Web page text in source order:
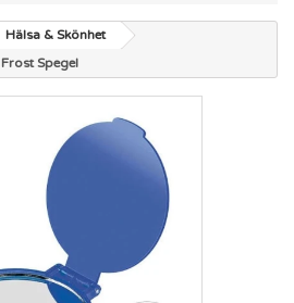
Hälsa & Skönhet
Frost Spegel